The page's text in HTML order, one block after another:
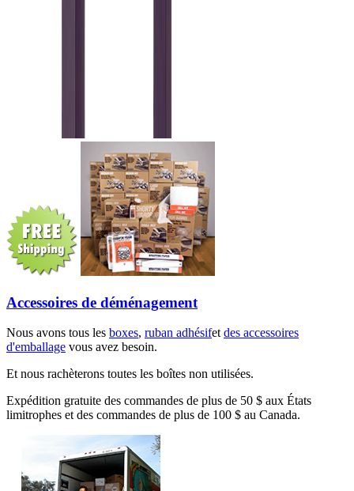
Accessoires de déménagement
Nous avons tous les boxes, ruban adhésifetdes accessoires
d'emballage vous avez besoin.
Et nous rachèterons toutes les boîtes non utilisées.
Expédition gratuite des commandes de plus de 50 $ aux États
limitrophes et des commandes de plus de 100 $ au Canada.